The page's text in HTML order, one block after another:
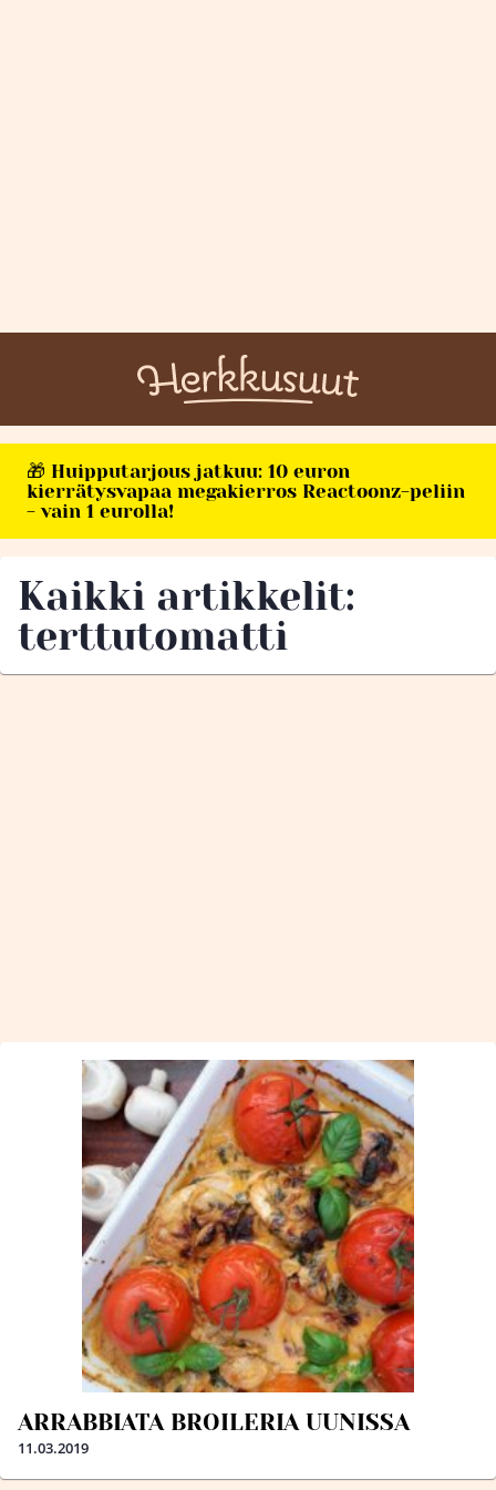
🎁 Huipputarjous jatkuu: 10 euron
kierrätysvapaa megakierros Reactoonz-peliin
- vain 1 eurolla!
Kaikki artikkelit:
terttutomatti
ARRABBIATA BROILERIA UUNISSA
11.03.2019